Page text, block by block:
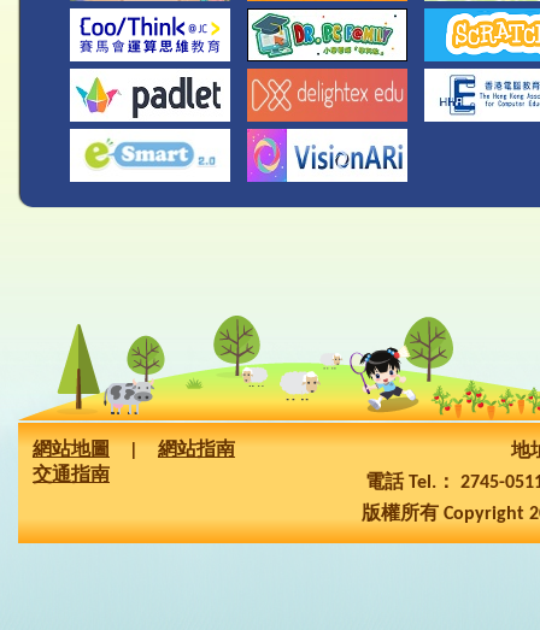
網站地圖
網站指南
交通指南
地
電話 Tel.： 2745-
版權所有 Copyright